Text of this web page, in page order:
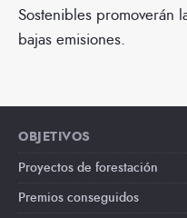
Sostenibles promoverán
bajas emisiones.
OBJETIVOS
Proyectos de forestación
Premios conseguidos